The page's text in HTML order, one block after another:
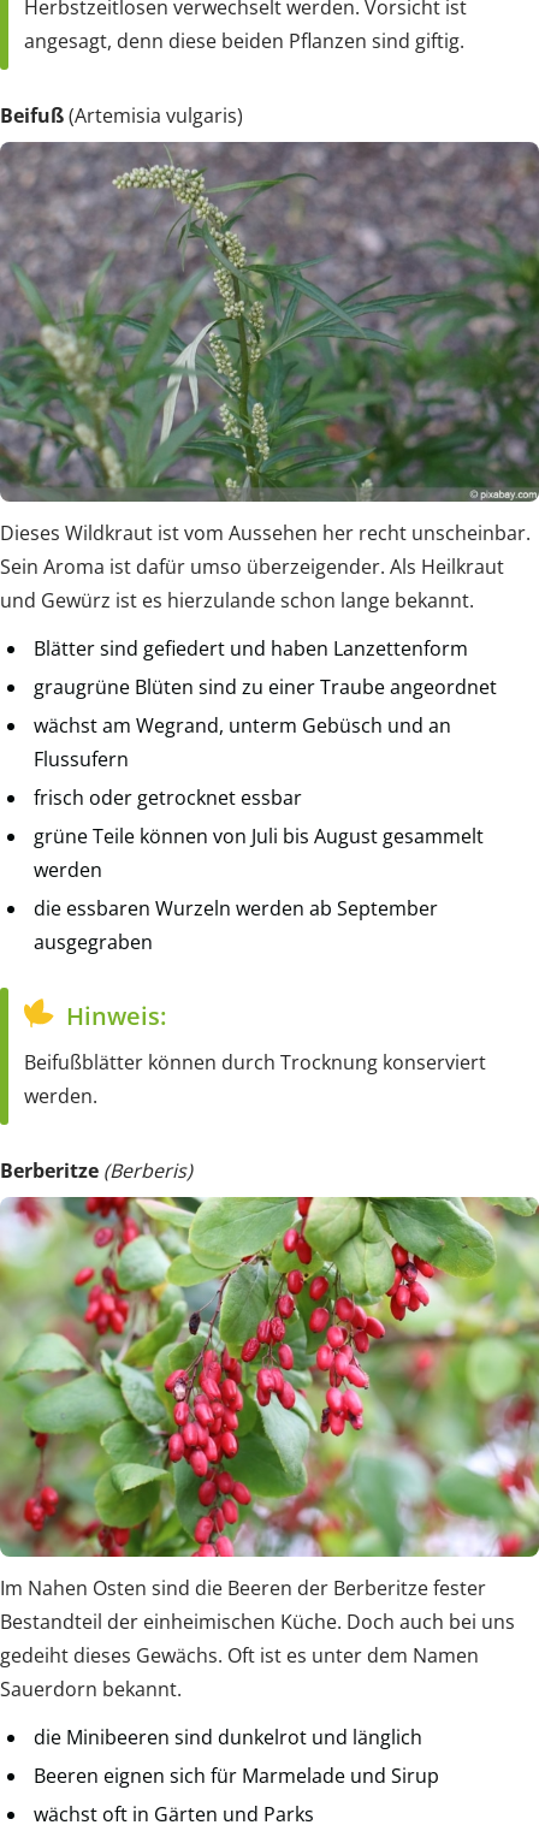
Herbstzeitlosen verwechselt werden. Vorsicht ist
angesagt, denn diese beiden Pflanzen sind giftig.
Beifuß(Artemisia vulgaris)
Dieses Wildkraut ist vom Aussehen her recht unscheinbar.
Sein Aroma ist dafür umso überzeigender. Als Heilkraut
und Gewürz ist es hierzulande schon lange bekannt.
Blätter sind gefiedert und haben Lanzettenform
graugrüne Blüten sind zu einer Traube angeordnet
wächst am Wegrand, unterm Gebüsch und an
Flussufern
frisch oder getrocknet essbar
grüne Teile können von Juli bis August gesammelt
werden
die essbaren Wurzeln werden ab September
ausgegraben
Hinweis:
Beifußblätter können durch Trocknung konserviert
werden.
Berberitze (Berberis)
Im Nahen Osten sind die Beeren der Berberitze fester
Bestandteil der einheimischen Küche. Doch auch bei uns
gedeiht dieses Gewächs. Oft ist es unter dem Namen
Sauerdorn bekannt.
die Minibeeren sind dunkelrot und länglich
Beeren eignen sich für Marmelade und Sirup
wächst oft in Gärten und Parks